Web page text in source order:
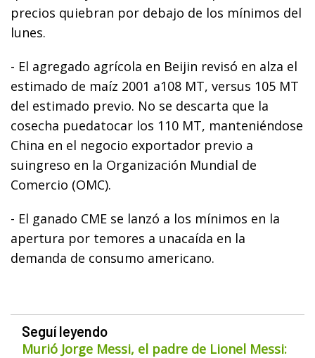
precios quiebran por debajo de los mínimos del
lunes.
- El agregado agrícola en Beijin revisó en alza el
estimado de maíz 2001 a108 MT, versus 105 MT
del estimado previo. No se descarta que la
cosecha puedatocar los 110 MT, manteniéndose
China en el negocio exportador previo a
suingreso en la Organización Mundial de
Comercio (OMC).
- El ganado CME se lanzó a los mínimos en la
apertura por temores a unacaída en la
demanda de consumo americano.
Seguí leyendo
Murió Jorge Messi, el padre de Lionel Messi: